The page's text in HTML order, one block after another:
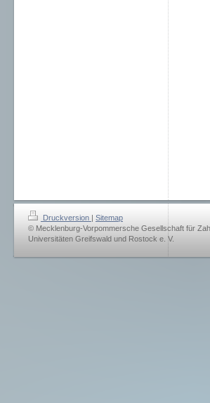
Druckversion
Sitemap
© Mecklenburg-Vorpommersche Gesellschaft für
Universitäten Greifswald und Rostock e. V.